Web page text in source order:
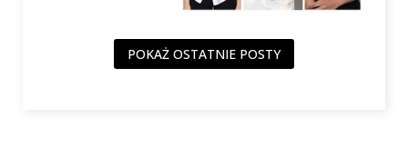
POKAŻ OSTATNIE POSTY